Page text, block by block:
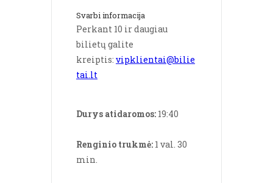
Svarbi informacija
Perkant 10 ir daugiau
bilietų galite
kreiptis: vipklientai@bilie
tai.lt
Durys atidaromos: 19:40
Renginio trukmė: 1 val. 30
min.